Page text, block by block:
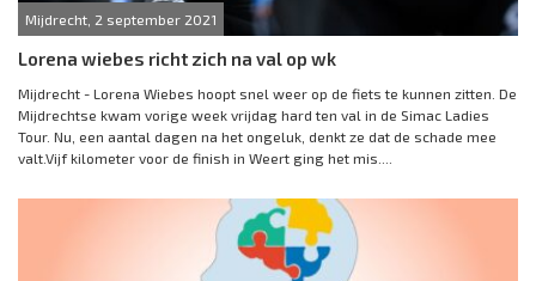
Mijdrecht, 2 september 2021
Lorena wiebes richt zich na val op wk
Mijdrecht - Lorena Wiebes hoopt snel weer op de fiets te kunnen zitten. De
Mijdrechtse kwam vorige week vrijdag hard ten val in de Simac Ladies
Tour. Nu, een aantal dagen na het ongeluk, denkt ze dat de schade mee
valt.Vijf kilometer voor de finish in Weert ging het mis....